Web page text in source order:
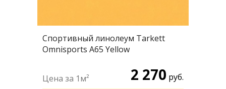
Спортивный линолеум Tarkett
Omnisports А65 Yellow
2 270 руб.